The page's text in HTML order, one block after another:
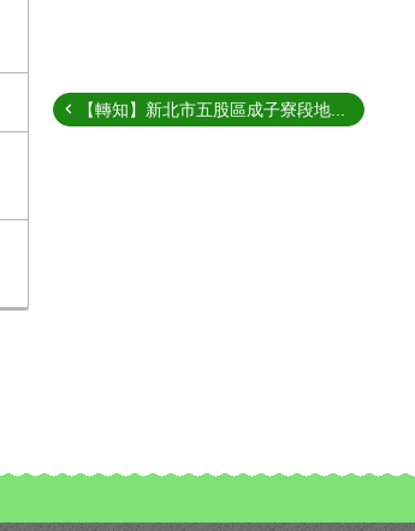
【轉知】新北市五股區成子寮段地...